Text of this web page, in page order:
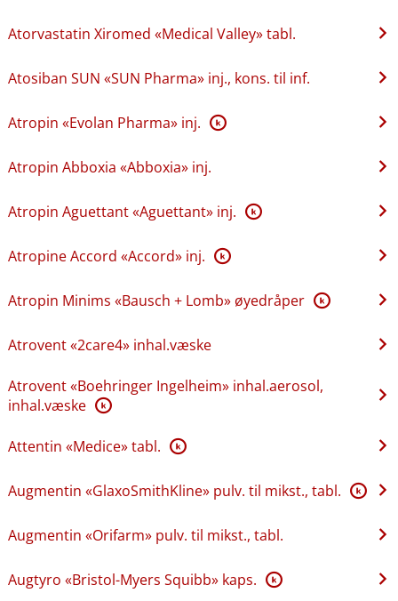
Atorvastatin Xiromed «Medical Valley» tabl.
Atosiban SUN «SUN Pharma» inj., kons. til inf.
Atropin «Evolan Pharma» inj. K
Atropin Abboxia «Abboxia» inj.
Atropin Aguettant «Aguettant» inj. K
Atropine Accord «Accord» inj. K
Atropin Minims «Bausch + Lomb» øyedråper K
Atrovent «2care4» inhal.væske
Atrovent «Boehringer Ingelheim» inhal.aerosol,
inhal.væske K
Attentin «Medice» tabl. K
Augmentin «GlaxoSmithKline» pulv. til mikst., tabl. K
Augmentin «Orifarm» pulv. til mikst., tabl.
Augtyro «Bristol-Myers Squibb» kaps. K